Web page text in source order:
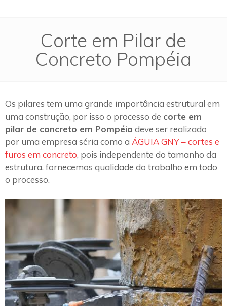
Corte em Pilar de
Concreto Pompéia
Os pilares tem uma grande importância estrutural em
uma construção, por isso o processo de corte em
pilar de concreto em Pompéia deve ser realizado
por uma empresa séria como a ÁGUIA GNY – cortes e
furos em concreto, pois independente do tamanho da
estrutura, fornecemos qualidade do trabalho em todo
o processo.